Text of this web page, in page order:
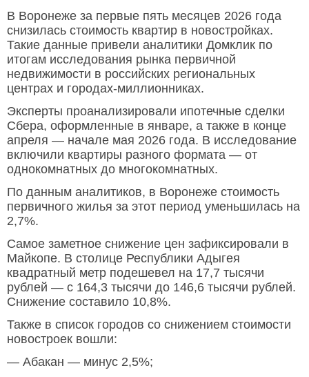
В Воронеже за первые пять месяцев 2026 года
снизилась стоимость квартир в новостройках.
Такие данные привели аналитики Домклик по
итогам исследования рынка первичной
недвижимости в российских региональных
центрах и городах-миллионниках.
Эксперты проанализировали ипотечные сделки
Сбера, оформленные в январе, а также в конце
апреля — начале мая 2026 года. В исследование
включили квартиры разного формата — от
однокомнатных до многокомнатных.
По данным аналитиков, в Воронеже стоимость
первичного жилья за этот период уменьшилась на
2,7%.
Самое заметное снижение цен зафиксировали в
Майкопе. В столице Республики Адыгея
квадратный метр подешевел на 17,7 тысячи
рублей — с 164,3 тысячи до 146,6 тысячи рублей.
Снижение составило 10,8%.
Также в список городов со снижением стоимости
новостроек вошли:
— Абакан — минус 2,5%;